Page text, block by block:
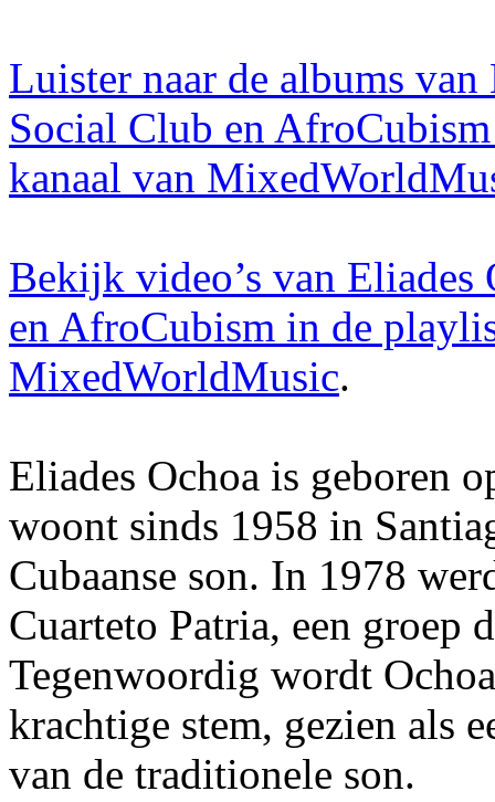
Luister naar de albums
Social Club en
kanaal van
Bekijk video’s van Eliades
en AfroCubism in de
MixedWorldMusic.
Eliades Ochoa is geboren
woont sinds 1958 in
Cubaanse son. In 1978
Cuarteto Patria, een groep
Tegenwoordig wordt
krachtige stem, gezien als
van de traditionele son.